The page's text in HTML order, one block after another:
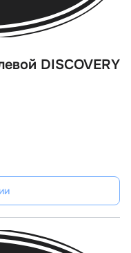
DISCOVERY